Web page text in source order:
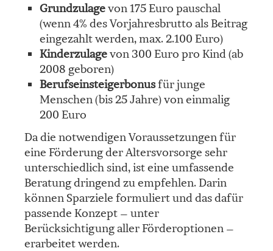
Grundzulagevon 175 Euro pauschal
(wenn 4% des Vorjahresbrutto als Beitrag
eingezahlt werden, max. 2.100 Euro)
Kinderzulagevon 300 Euro pro Kind (ab
2008 geboren)
Berufseinsteigerbonusfür junge
Menschen (bis 25 Jahre) von einmalig
200 Euro
Da die notwendigen Voraussetzungen für
eine Förderung der Alters­vorsorge sehr
unterschiedlich sind, ist eine umfassende
Beratung dringend zu empfehlen. Darin
können Sparziele formuliert und das dafür
passende Konzept – unter
Berücksichtigung aller Förderoptionen –
erarbeitet werden.